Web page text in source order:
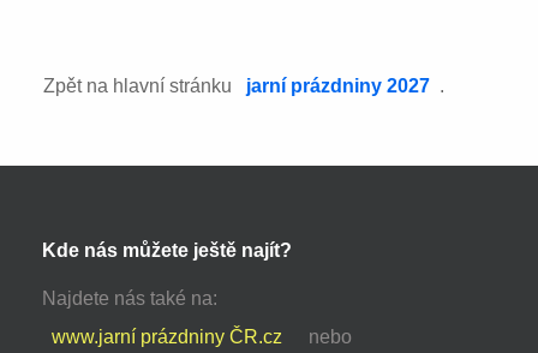
Zpět na hlavní stránku jarní prázdniny 2027 .
Kde nás můžete ještě najít?
Najdete nás také na:
www.jarní prázdniny ČR.cz
nebo